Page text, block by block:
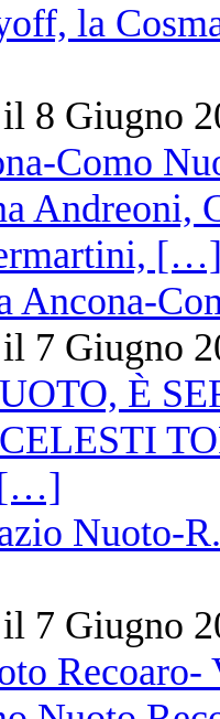
la
8 Giugno
Ancona-
7 Giugno
Nuoto-
7 Giugno